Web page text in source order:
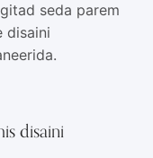
seda parem
disaini
disaini